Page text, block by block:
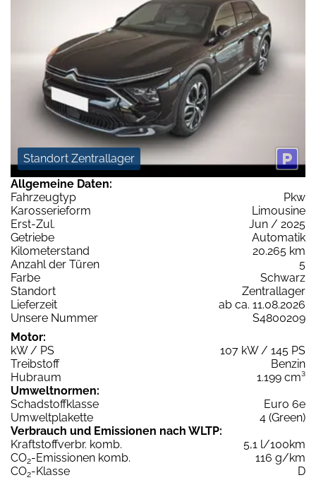
Standort Zentrallager
Allgemeine Daten:
Fahrzeugtyp
Pkw
Karosserieform
Limousine
Erst-Zul.
Jun / 2025
Getriebe
Automatik
Kilometerstand
20.265 km
Anzahl der Türen
5
Farbe
Schwarz
Standort
Zentrallager
Lieferzeit
ab ca. 11.08.2026
Unsere Nummer
S4800209
Motor:
kW / PS
107 kW / 145 PS
Treibstoff
Benzin
Hubraum
1.199 cm³
Umweltnormen:
Schadstoffklasse
Euro 6e
Umweltplakette
4 (Green)
Verbrauch und Emissionen nach WLTP:
Kraftstoffverbr. komb.
5,1 l/100km
CO2-Emissionen komb.
116 g/km
CO2-Klasse
D